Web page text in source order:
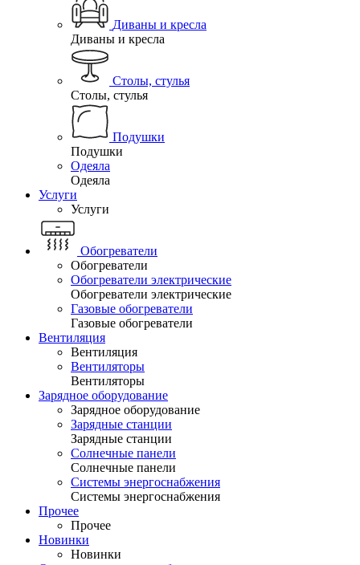
Диваны и кресла
Диваны и кресла
Столы, стулья
Столы, стулья
Подушки
Подушки
Одеяла
Одеяла
Услуги
Услуги
Обогреватели
Обогреватели
Обогреватели электрические
Обогреватели электрические
Газовые обогреватели
Газовые обогреватели
Вентиляция
Вентиляция
Вентиляторы
Вентиляторы
Зарядное оборудование
Зарядное оборудование
Зарядные станции
Зарядные станции
Солнечные панели
Солнечные панели
Системы энергоснабжения
Системы энергоснабжения
Прочее
Прочее
Новинки
Новинки